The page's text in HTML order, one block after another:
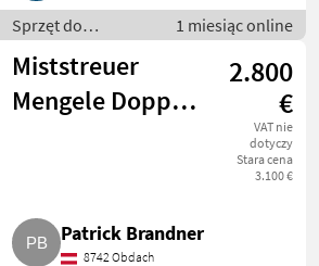
Sprzęt do
nawożenia i
nawadniania /
Rozsiewacze
kompostu i
1 miesiąc online
Miststreuer
Mengele Doppel
2.800
€
VAT nie
dotyczy
Stara cena
3.100 €
Patrick Brandner
8742 Obdach